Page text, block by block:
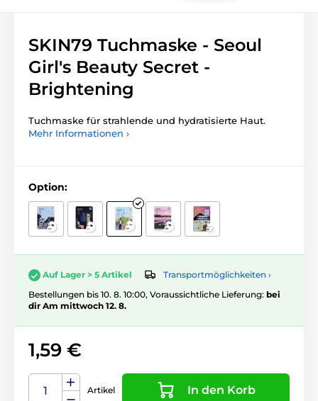
SKIN79 Tuchmaske - Seoul
Girl's Beauty Secret -
Brightening
Tuchmaske für strahlende und hydratisierte Haut.
Mehr Informationen ›
Option:
Auf Lager > 5 Artikel
Transportmöglichkeiten ›
Bestellungen bis 10. 8. 10:00, Voraussichtliche Lieferung: bei
dir Am mittwoch 12. 8.
1,59 €
Artikel In den Korb